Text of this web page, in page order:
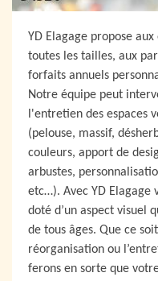
YD Elagage propose
toutes les tailles, aux
forfaits annuels
Notre équipe peut
l'entretien des espaces
(pelouse, massif,
couleurs, apport de
arbustes,
etc…). Avec YD Elagage
doté d’un aspect visuel
de tous âges. Que ce
réorganisation ou
ferons en sorte que